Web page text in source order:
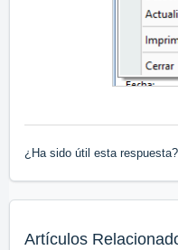
¿Ha sido útil esta respuesta?
Artículos